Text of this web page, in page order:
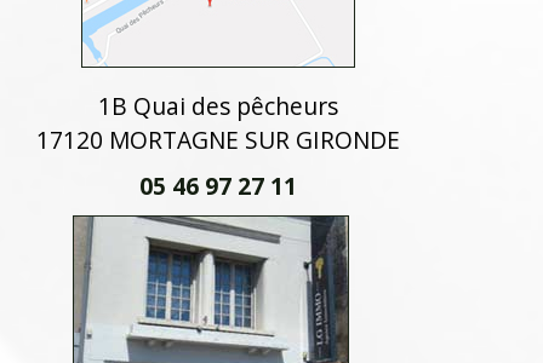
1B Quai des pêcheurs
17120 MORTAGNE SUR GIRONDE
05 46 97 27 11